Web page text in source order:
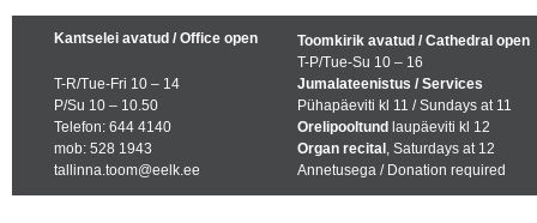
Kantselei avatud / Office open
T-R/Tue-Fri 10 – 14
P/Su 10 – 10.50
Telefon: 644 4140
mob: 528 1943
tallinna.toom@eelk.ee
Toomkirik avatud / Cathedral open
T-P/Tue-Su 10 – 16
Jumalateenistus / Services
Pühapäeviti kl 11 / Sundays at 11
Orelipooltund laupäeviti kl 12
Organ recital , Saturdays at 12
Annetusega / Donation required